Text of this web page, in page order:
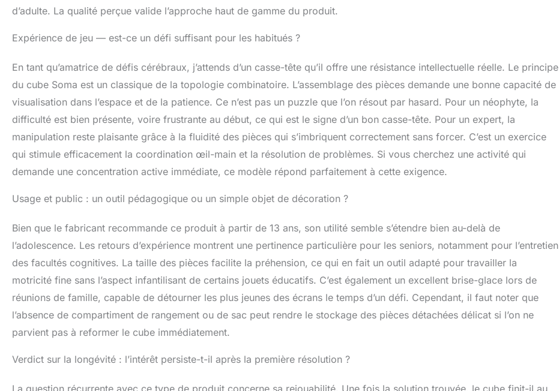
d’adulte. La qualité perçue valide l’approche haut de gamme du produit.
Expérience de jeu — est-ce un défi suffisant pour les habitués ?
En tant qu’amatrice de défis cérébraux, j’attends d’un casse-tête qu’il offre une résistance intellectuelle réelle. Le principe
du cube Soma est un classique de la topologie combinatoire. L’assemblage des pièces demande une bonne capacité de
visualisation dans l’espace et de la patience. Ce n’est pas un puzzle que l’on résout par hasard. Pour un néophyte, la
difficulté est bien présente, voire frustrante au début, ce qui est le signe d’un bon casse-tête. Pour un expert, la
manipulation reste plaisante grâce à la fluidité des pièces qui s’imbriquent correctement sans forcer. C’est un exercice
qui stimule efficacement la coordination œil-main et la résolution de problèmes. Si vous cherchez une activité qui
demande une concentration active immédiate, ce modèle répond parfaitement à cette exigence.
Usage et public : un outil pédagogique ou un simple objet de décoration ?
Bien que le fabricant recommande ce produit à partir de 13 ans, son utilité semble s’étendre bien au-delà de
l’adolescence. Les retours d’expérience montrent une pertinence particulière pour les seniors, notamment pour l’entretien
des facultés cognitives. La taille des pièces facilite la préhension, ce qui en fait un outil adapté pour travailler la
motricité fine sans l’aspect infantilisant de certains jouets éducatifs. C’est également un excellent brise-glace lors de
réunions de famille, capable de détourner les plus jeunes des écrans le temps d’un défi. Cependant, il faut noter que
l’absence de compartiment de rangement ou de sac peut rendre le stockage des pièces détachées délicat si l’on ne
parvient pas à reformer le cube immédiatement.
Verdict sur la longévité : l’intérêt persiste-t-il après la première résolution ?
La question récurrente avec ce type de produit concerne sa rejouabilité. Une fois la solution trouvée, le cube finit-il au